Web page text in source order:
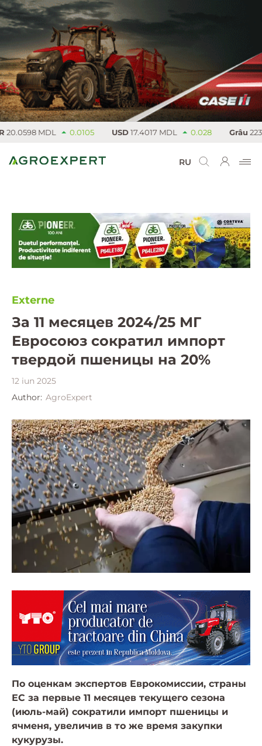
MDL 0.0105 USD17.4017 MDL 0.028 Grâu223 €/
RU
Externe
За 11 месяцев 2024/25 МГ
Евросоюз сократил импорт
твердой пшеницы на 20%
12 iun 2025
Author: AgroExpert
По оценкам экспертов Еврокомиссии, страны
ЕС за первые 11 месяцев текущего сезона
(июль-май) сократили импорт пшеницы и
ячменя, увеличив в то же время закупки
кукурузы.